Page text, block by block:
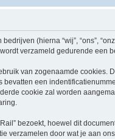
(hierna “wij”, “ons”,
verzameld gedurende
van zogenaamde
een
cookie zal worden
bezoekt, hoewel dit
verzamelen door wat je aan